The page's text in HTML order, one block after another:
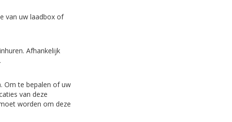
van uw laadbox of
Afhankelijk
Om te bepalen of uw
van deze
worden om deze